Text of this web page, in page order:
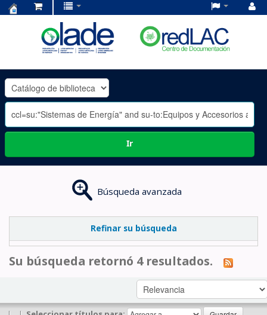
OLADE
-
Ir
Búsqueda avanzada
Refinar su búsqueda
Su búsqueda retornó 4 resultados.